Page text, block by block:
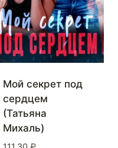
Мой секрет под
сердцем
(Татьяна
Михаль)